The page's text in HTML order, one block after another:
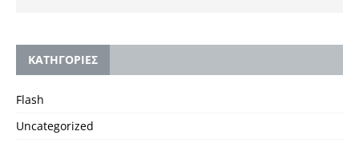
KΑΤΗΓΟΡΙΕΣ
Flash
Uncategorized